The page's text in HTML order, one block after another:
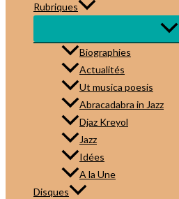
Rubriques
Biographies
Actualités
Ut musica poesis
Abracadabra in Jazz
Djaz Kreyol
Jazz
Idées
A la Une
Disques